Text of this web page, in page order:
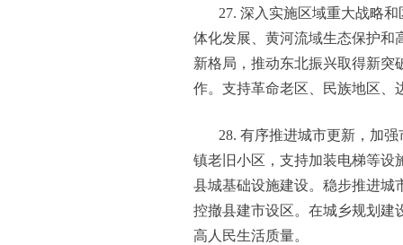
27. 深入实施区域重大战略
体化发展、黄河流域生态保护和
新格局，推动东北振兴取得新突
作。支持革命老区、民族地区、
28. 有序推进城市更新，加
镇老旧小区，支持加装电梯等设
县城基础设施建设。稳步推进城
控撤县建市设区。在城乡规划建
高人民生活质量。